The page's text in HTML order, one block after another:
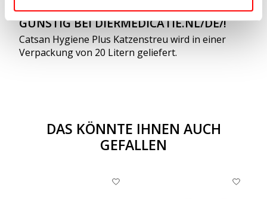
BESTELLEN SIE CATSAN HYGIENE PLUS
GÜNSTIG BEI DIERMEDICATIE.NL/DE/!
Catsan Hygiene Plus Katzenstreu wird in einer
Verpackung von 20 Litern geliefert.
DAS KÖNNTE IHNEN AUCH
GEFALLEN
Produkt-Karussell-Artikel